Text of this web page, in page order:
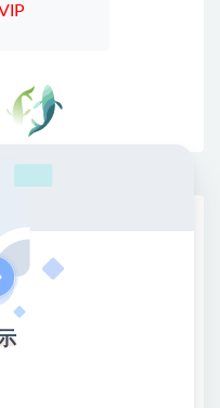
主要面向互联网创业
。
+ 减少信息差 + 见识
值，也为众多创业者